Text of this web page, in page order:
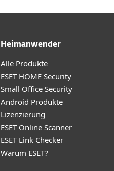
Heimanwender
Alle Produkte
ESET HOME Security
Small Office Security
Android Produkte
Lizenzierung
ESET Online Scanner
ESET Link Checker
Warum ESET?